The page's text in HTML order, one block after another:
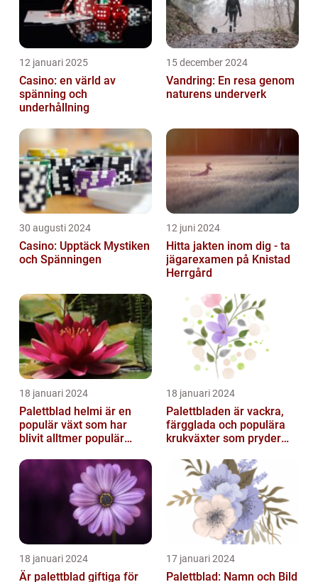
12 januari 2025
Casino: en värld av
spänning och
underhållning
15 december 2024
Vandring: En resa genom
naturens underverk
30 augusti 2024
Casino: Upptäck Mystiken
och Spänningen
12 juni 2024
Hitta jakten inom dig - ta
jägarexamen på Knistad
Herrgård
18 januari 2024
Palettblad helmi är en
populär växt som har
blivit alltmer populär
trädgårdsentusiaster
18 januari 2024
Palettbladen är vackra,
färgglada och populära
krukväxter som pryder
trädgårdar runt o...
18 januari 2024
Är palettblad giftiga för
17 januari 2024
Palettblad: Namn och Bild